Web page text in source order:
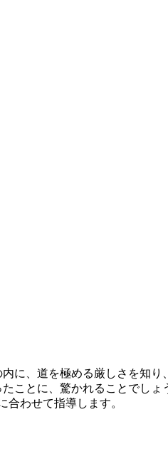
に、道を極める厳しさを知
ことに、驚かれることでし
わせて指導します。